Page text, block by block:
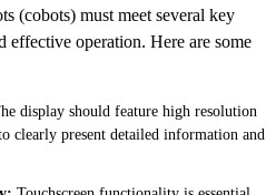
(cobots) must meet several key
effective operation. Here are some
display should feature high resolution
clearly present detailed information and